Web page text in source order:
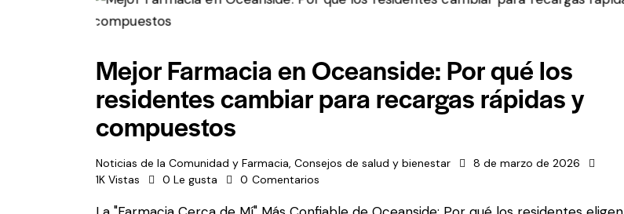
Mejor Farmacia en Oceanside: Por qué los
residentes cambiar para recargas rápidas y
compuestos
Noticias de la Comunidad y Farmacia Consejos de salud y bienestar
8 de marzo de 2026
1K Vistas 0 Le gusta 0 Comentarios